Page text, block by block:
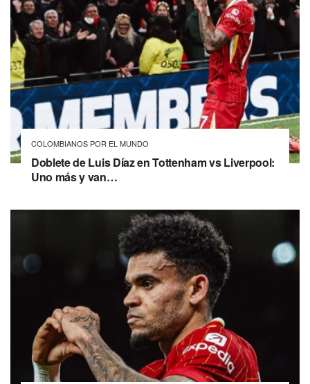
COLOMBIANOS POR EL MUNDO
Doblete de Luis Díaz en Tottenham vs Liverpool:
Uno más y van…